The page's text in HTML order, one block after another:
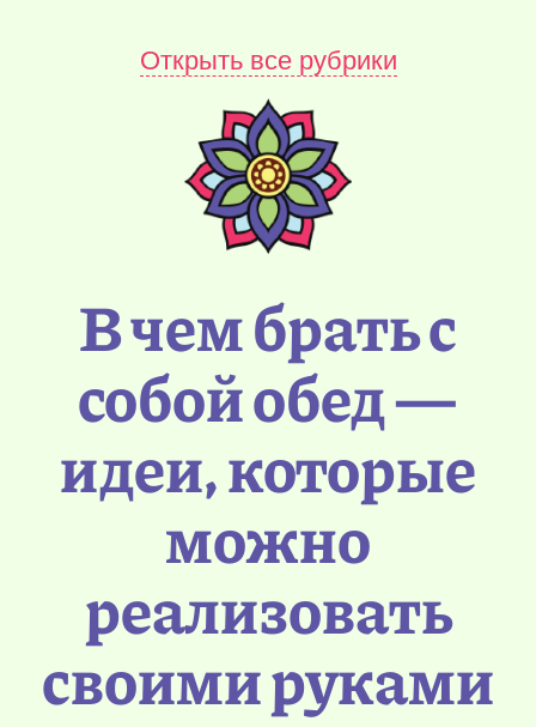
Открыть все рубрики
В чем брать с
собой обед —
идеи, которые
можно
реализовать
своими руками